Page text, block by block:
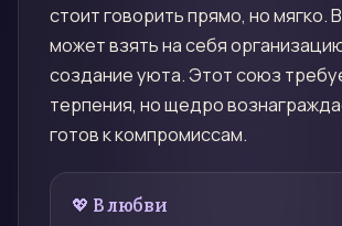
стоит говорить прямо, но мягко.
может взять на себя
создание уюта. Этот союз
терпения, но щедро
готов к компромиссам.
💖 В любви